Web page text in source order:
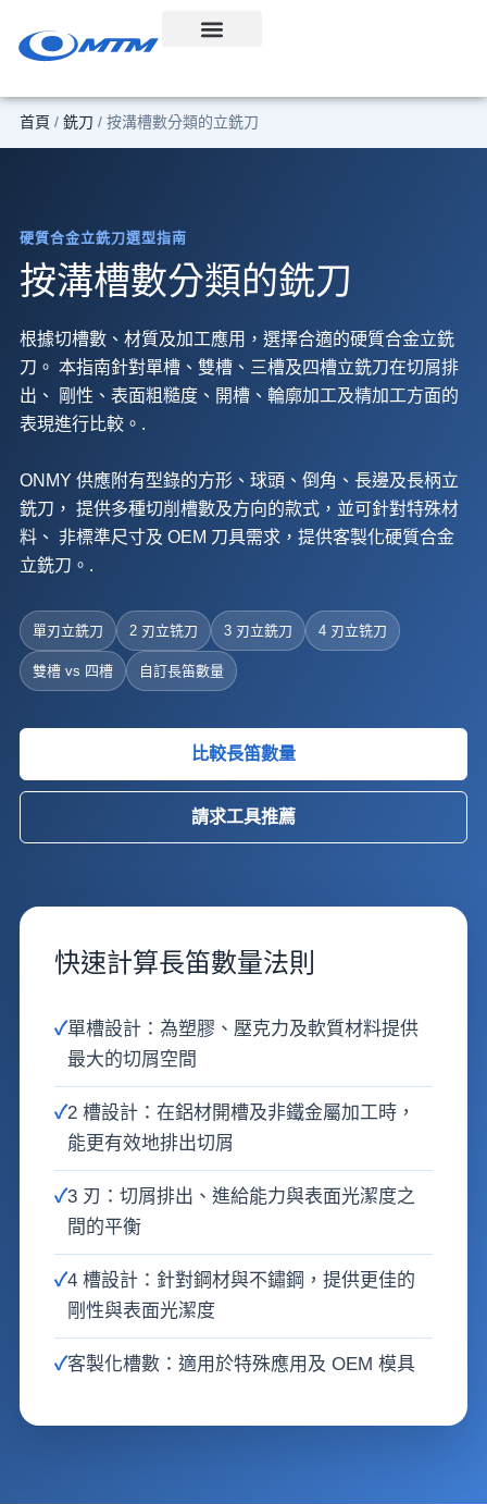
容
首頁 / 銑刀 / 按溝槽數分類的立銑刀
硬質合金立銑刀選型指南
按溝槽數分類的銑刀
根據切槽數、材質及加工應用，選擇合適的硬質合金立銑
刀。 本指南針對單槽、雙槽、三槽及四槽立銑刀在切屑排
出、 剛性、表面粗糙度、開槽、輪廓加工及精加工方面的
表現進行比較。.
ONMY 供應附有型錄的方形、球頭、倒角、長邊及長柄立
銑刀， 提供多種切削槽數及方向的款式，並可針對特殊材
料、 非標準尺寸及 OEM 刀具需求，提供客製化硬質合金
立銑刀。.
單刃立銑刀 2 刃立铣刀 3 刃立銑刀 4 刃立铣刀
雙槽 vs 四槽 自訂長笛數量
比較長笛數量
請求工具推薦
快速計算長笛數量法則
✓單槽設計：為塑膠、壓克力及軟質材料提供
最大的切屑空間
✓2 槽設計：在鋁材開槽及非鐵金屬加工時，
能更有效地排出切屑
✓3 刃：切屑排出、進給能力與表面光潔度之
間的平衡
✓4 槽設計：針對鋼材與不鏽鋼，提供更佳的
剛性與表面光潔度
✓客製化槽數：適用於特殊應用及 OEM 模具